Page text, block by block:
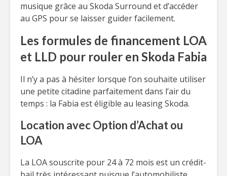
musique grâce au Skoda Surround et d’accéder
au GPS pour se laisser guider facilement.
Les formules de financement LOA
et LLD pour rouler en Skoda Fabia
Il n’y a pas à hésiter lorsque l’on souhaite utiliser
une petite citadine parfaitement dans l’air du
temps : la Fabia est éligible au leasing Skoda.
Location avec Option d’Achat ou
LOA
La LOA souscrite pour 24 à 72 mois est un crédit-